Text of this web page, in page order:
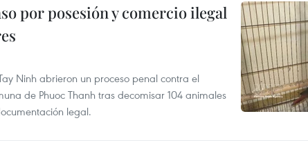
por posesión y comercio ilegal
Ninh abrieron un proceso penal contra el
de Phuoc Thanh tras decomisar 104 animales
legal.